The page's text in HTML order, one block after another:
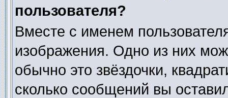
пользователя?
Вместе с именем
изображения. Одно из них
обычно это звёздочки,
сколько сообщений вы